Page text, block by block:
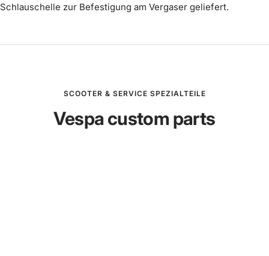
Schlauschelle zur Befestigung am Vergaser geliefert.
SCOOTER & SERVICE SPEZIALTEILE
Vespa custom parts